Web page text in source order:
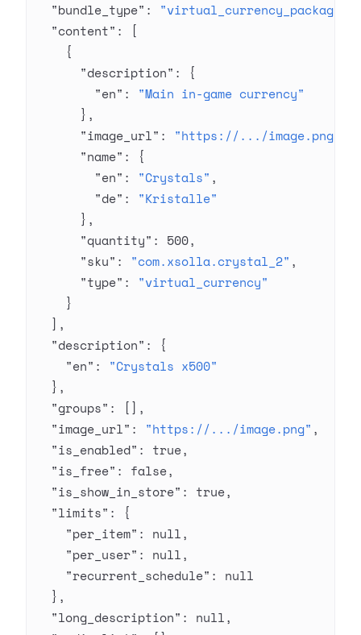
  "bundle_type"
: "virtual_currency_package"
  "content"
: [
    {
      "description"
: {
        "en"
: "Main in-game currency"
      },
      "image_url"
: "https://.../image.png"
      "name"
: {
        "en"
: "Crystals" ,
        "de"
: "Kristalle"
      },
      "quantity"
: 500,
      "sku"
: "com.xsolla.crystal_2" ,
      "type"
: "virtual_currency"
    }
  ],
  "description"
: {
    "en"
: "Crystals x500"
  },
  "groups"
: [],
  "image_url"
: "https://.../image.png" ,
  "is_enabled"
: true,
  "is_free"
: false,
  "is_show_in_store"
: true,
  "limits"
: {
    "per_item"
: null,
    "per_user"
: null,
    "recurrent_schedule"
: null
  },
  "long_description"
: null,